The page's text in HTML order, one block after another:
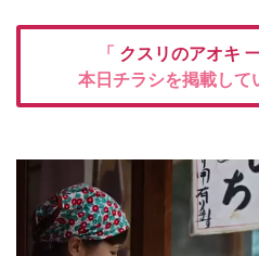
「 クスリのアオキ
本日チラシを掲載して